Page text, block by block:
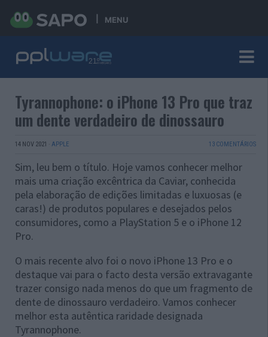
MENU
Tyrannophone: o iPhone 13 Pro que traz
um dente verdadeiro de dinossauro
14 NOV 2021 · APPLE 13 COMENTÁRIOS
Sim, leu bem o título. Hoje vamos conhecer melhor
mais uma criação excêntrica da Caviar, conhecida
pela elaboração de edições limitadas e luxuosas (e
caras!) de produtos populares e desejados pelos
consumidores, como a PlayStation 5 e o iPhone 12
Pro.
O mais recente alvo foi o novo iPhone 13 Pro e o
destaque vai para o facto desta versão extravagante
trazer consigo nada menos do que um fragmento de
dente de dinossauro verdadeiro. Vamos conhecer
melhor esta autêntica raridade designada
Tyrannophone.